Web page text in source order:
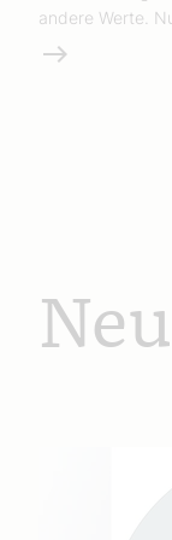
andere Werte.
Weiterlesen